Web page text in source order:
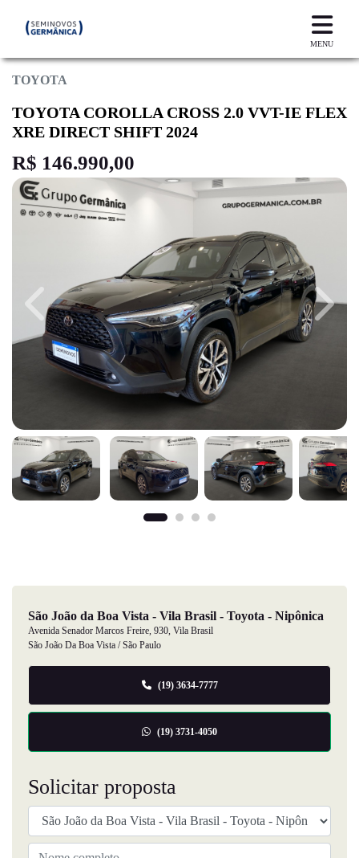
MENU
TOYOTA
TOYOTA COROLLA CROSS 2.0 VVT-IE FLEX
XRE DIRECT SHIFT 2024
R$ 146.990,00
Previous Next
São João da Boa Vista - Vila Brasil - Toyota - Nipônica
Avenida Senador Marcos Freire, 930, Vila Brasil
São João Da Boa Vista / São Paulo
(19) 3634-7777
(19) 3731-4050
Solicitar proposta